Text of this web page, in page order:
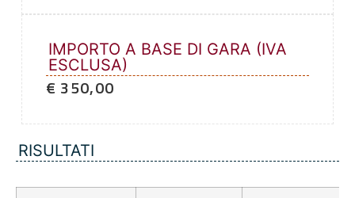
IMPORTO A BASE DI GARA (IVA
ESCLUSA)
€ 350,00
RISULTATI